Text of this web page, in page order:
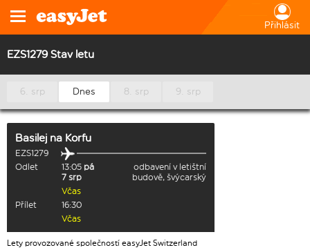
Přihlásit
EZS1279 Stav letu
6. srp Dnes 8. srp 9. srp
Basilej na Korfu
EZS1279
Odlet
13:05 pá
7 srp
odbavení v letištní
budově, švýcarský
Včas
Přílet
16:30
Včas
Lety provozované společností easyJet Switzerland